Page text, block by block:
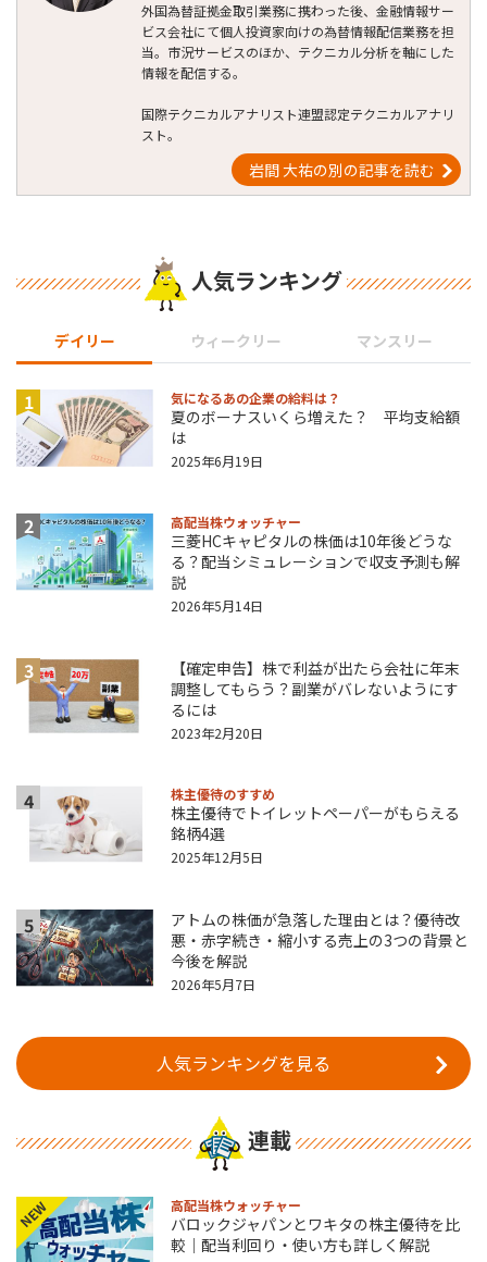
外国為替証拠金取引業務に携わった後、金融情報サー
ビス会社にて個人投資家向けの為替情報配信業務を担
当。市況サービスのほか、テクニカル分析を軸にした
情報を配信する。
国際テクニカルアナリスト連盟認定テクニカルアナリ
スト。
岩間 大祐の別の記事を読む
人気ランキング
デイリー ウィークリー マンスリー
1 気になるあの企業の給料は？
夏のボーナスいくら増えた？ 平均支給額
は
2025年6月19日
2 高配当株ウォッチャー
三菱HCキャピタルの株価は10年後どうな
る？配当シミュレーションで収支予測も解
説
2026年5月14日
3
【確定申告】株で利益が出たら会社に年末
調整してもらう？副業がバレないようにす
るには
2023年2月20日
4 株主優待のすすめ
株主優待でトイレットペーパーがもらえる
銘柄4選
2025年12月5日
5
アトムの株価が急落した理由とは？優待改
悪・赤字続き・縮小する売上の3つの背景と
今後を解説
2026年5月7日
人気ランキングを見る
連載
NEW 高配当株ウォッチャー
バロックジャパンとワキタの株主優待を比
較｜配当利回り・使い方も詳しく解説